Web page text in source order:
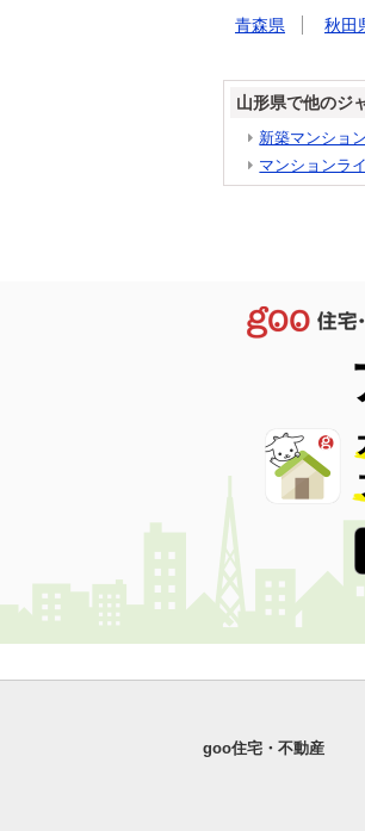
青森県
秋田
山形県で他のジ
新築マンション
マンションラ
goo住宅・不動産